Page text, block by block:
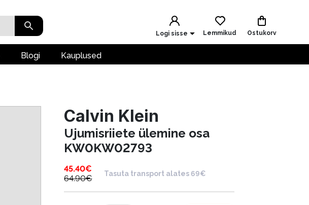
Logi sisse Lemmikud Ostukorv
Blogi Kauplused
Calvin Klein
Ujumisriiete ülemine osa
KW0KW02793
45.40€
64.90€
Tasuta transport alates 69€